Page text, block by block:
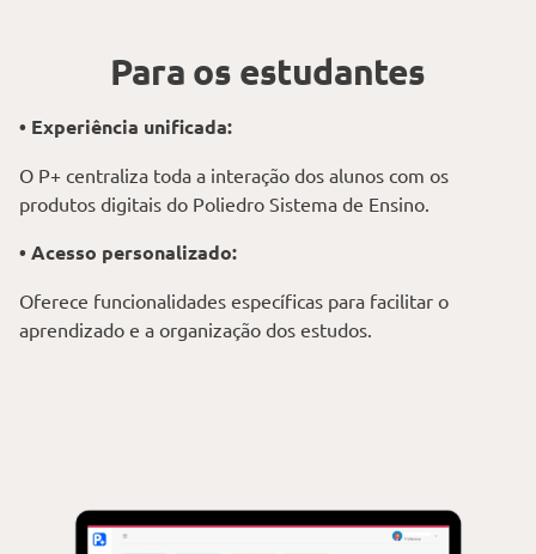
Para os estudantes
• Experiência unificada:
O P+ centraliza toda a interação dos alunos com os
produtos digitais do Poliedro Sistema de Ensino.
• Acesso personalizado:
Oferece funcionalidades específicas para facilitar o
aprendizado e a organização dos estudos.